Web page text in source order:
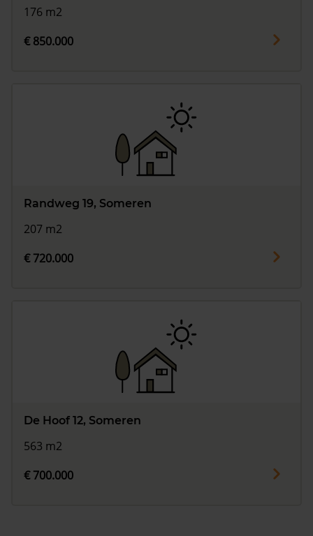
176 m2
€ 850.000
Randweg 19, Someren
207 m2
€ 720.000
De Hoof 12, Someren
563 m2
€ 700.000